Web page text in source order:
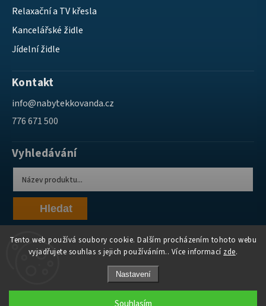
Tento web používá soubory cookie. Dalším procházením tohoto webu
vyjadřujete souhlas s jejich používáním.. Více informací zde.
Nastavení
Relaxační a TV křesla
Kancelářské židle
Jídelní židle
Kontakt
info@nabytekkovanda.cz
776 671 500
Vyhledávání
Hledat